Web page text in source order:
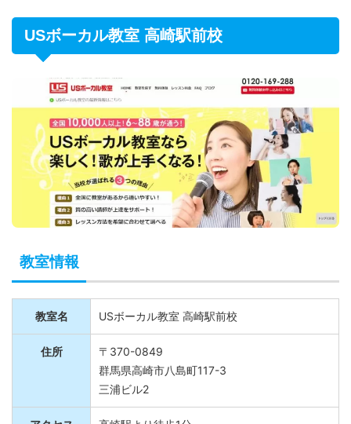
USボーカル教室 高崎駅前校
教室情報
教室名 USボーカル教室 高崎駅前校
住所
〒370-0849
群馬県高崎市八島町117-3
三浦ビル2